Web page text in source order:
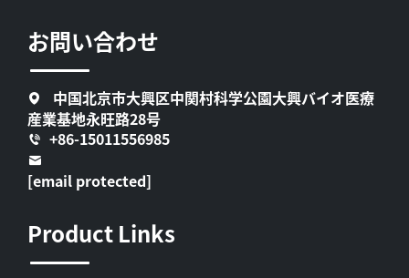
お問い合わせ
中国北京市大興区中関村科学公園大興バイオ医療
産業基地永旺路28号
+86-15011556985
[email protected]
Product Links